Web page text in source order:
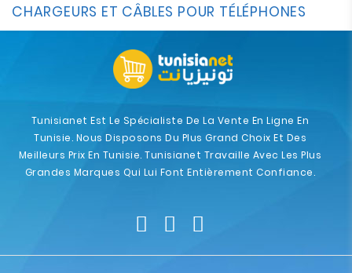
CHARGEURS ET CÂBLES POUR TÉLÉPHONES
Tunisianet Est Le Spécialiste De La Vente En Ligne En
Tunisie. Nous Disposons Du Plus Grand Choix Et Des
Meilleurs Prix En Tunisie. Tunisianet Travaille Avec Les Plus
Grandes Marques Qui Lui Font Entièrement Confiance.